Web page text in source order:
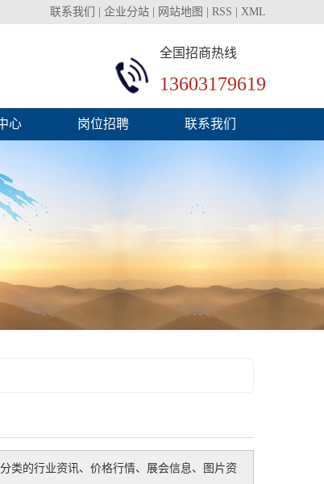
联系我们 企业分站 网站地图 RSS XML
全国招商热线
13603179619
心 岗位招聘 联系我们
分类的行业资讯、价格行情、展会信息、图片资